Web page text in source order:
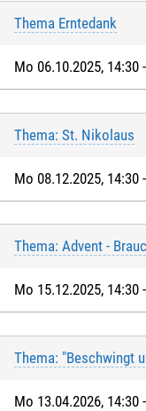
Thema Erntedank
Mo 06.10.2025, 14:30
Thema: St. Nikolaus
Mo 08.12.2025, 14:30
Thema: Advent -
Mo 15.12.2025, 14:30
Thema: "Beschwingt
Mo 13.04.2026, 14:30